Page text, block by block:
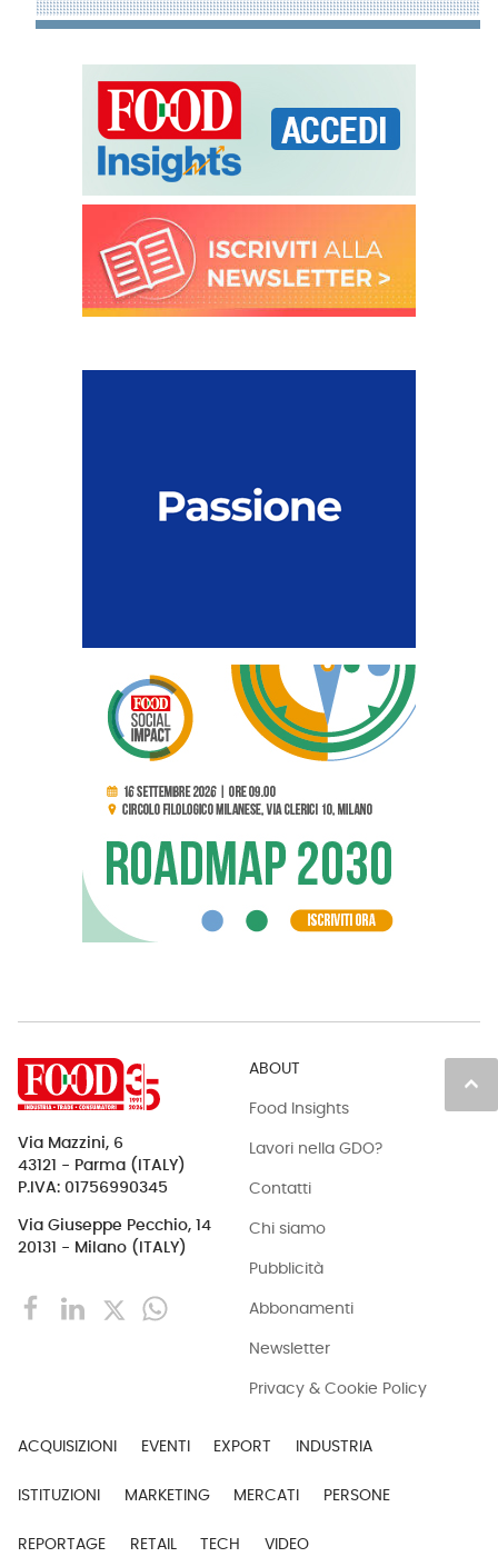
keyboard_arrow_up
Via Mazzini, 6
43121 - Parma (ITALY)
P.IVA: 01756990345
Via Giuseppe Pecchio, 14
20131 - Milano (ITALY)
ABOUT
Food Insights
Lavori nella GDO?
Contatti
Chi siamo
Pubblicità
Abbonamenti
Newsletter
Privacy & Cookie Policy
ACQUISIZIONI EVENTI EXPORT INDUSTRIA
ISTITUZIONI MARKETING MERCATI PERSONE
REPORTAGE RETAIL TECH VIDEO